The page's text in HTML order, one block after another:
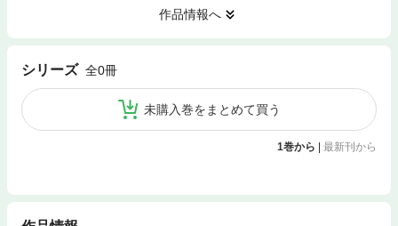
作品情報へ
シリーズ 全0冊
未購入巻をまとめて買う
1巻から | 最新刊から